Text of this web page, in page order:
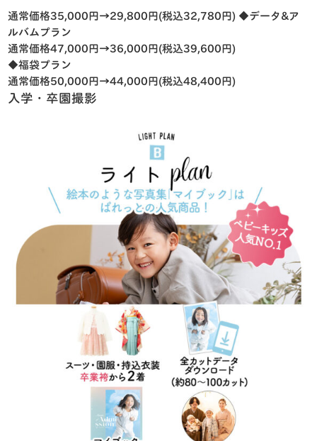
通常価格35,000円→29,800円(税込32,780円) ◆データ&ア
ルバムプラン
通常価格47,000円→36,000円(税込39,600円)
◆福袋プラン
通常価格50,000円→44,000円(税込48,400円)
入学・卒園撮影